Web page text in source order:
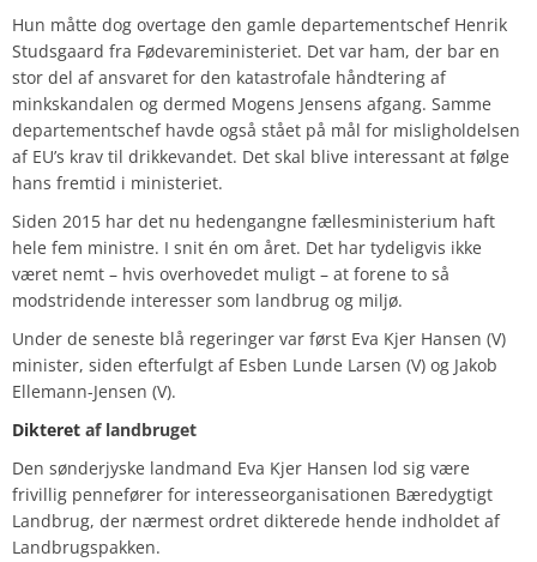
Hun måtte dog overtage den gamle departementschef Henrik
Studsgaard fra Fødevareministeriet. Det var ham, der bar en
stor del af ansvaret for den katastrofale håndtering af
minkskandalen og dermed Mogens Jensens afgang. Samme
departementschef havde også stået på mål for misligholdelsen
af EU’s krav til drikkevandet. Det skal blive interessant at følge
hans fremtid i ministeriet.
Siden 2015 har det nu hedengangne fællesministerium haft
hele fem ministre. I snit én om året. Det har tydeligvis ikke
været nemt – hvis overhovedet muligt – at forene to så
modstridende interesser som landbrug og miljø.
Under de seneste blå regeringer var først Eva Kjer Hansen (V)
minister, siden efterfulgt af Esben Lunde Larsen (V) og Jakob
Ellemann-Jensen (V).
Dikteret af landbruget
Den sønderjyske landmand Eva Kjer Hansen lod sig være
frivillig pennefører for interesseorganisationen Bæredygtigt
Landbrug, der nærmest ordret dikterede hende indholdet af
Landbrugspakken.